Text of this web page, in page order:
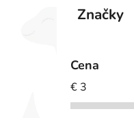
Značky
Cena
€ 3